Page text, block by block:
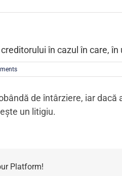
în cazul în care,
de întârziere, iar
un litigiu.
Platform!